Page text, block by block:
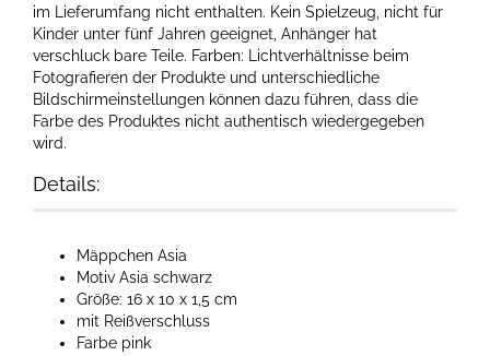
im Lieferumfang nicht enthalten. Kein Spielzeug, nicht für
Kinder unter fünf Jahren geeignet, Anhänger hat
verschluck bare Teile. Farben: Lichtverhältnisse beim
Fotografieren der Produkte und unterschiedliche
Bildschirmeinstellungen können dazu führen, dass die
Farbe des Produktes nicht authentisch wiedergegeben
wird.
Details:
Mäppchen Asia
Motiv Asia schwarz
Größe: 16 x 10 x 1,5 cm
mit Reißverschluss
Farbe pink